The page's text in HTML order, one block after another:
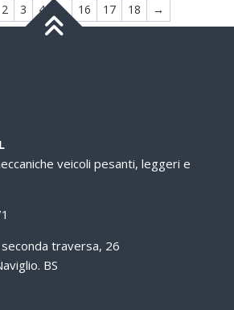
2 3 4 … 16 17 18 →
veicoli pesanti, leggeri e
traversa, 26
BS